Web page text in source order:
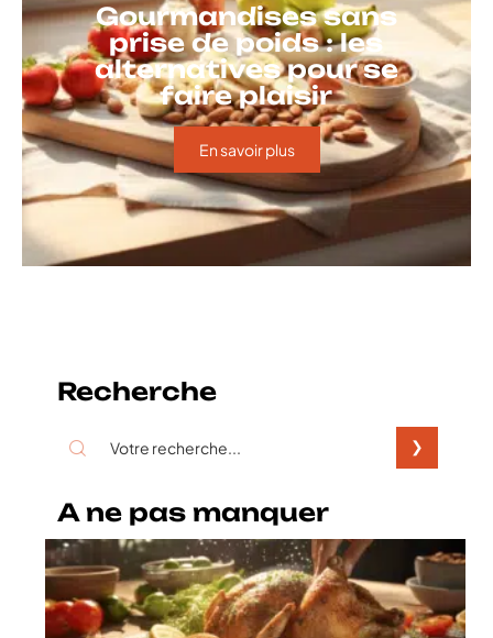
Gourmandises sans
prise de poids : les
alternatives pour se
faire plaisir
En savoir plus
Recherche
A ne pas manquer